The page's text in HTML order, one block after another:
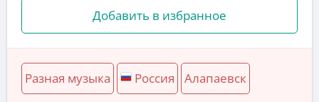
Добавить в избранное
Разная музыка Россия Алапаевск